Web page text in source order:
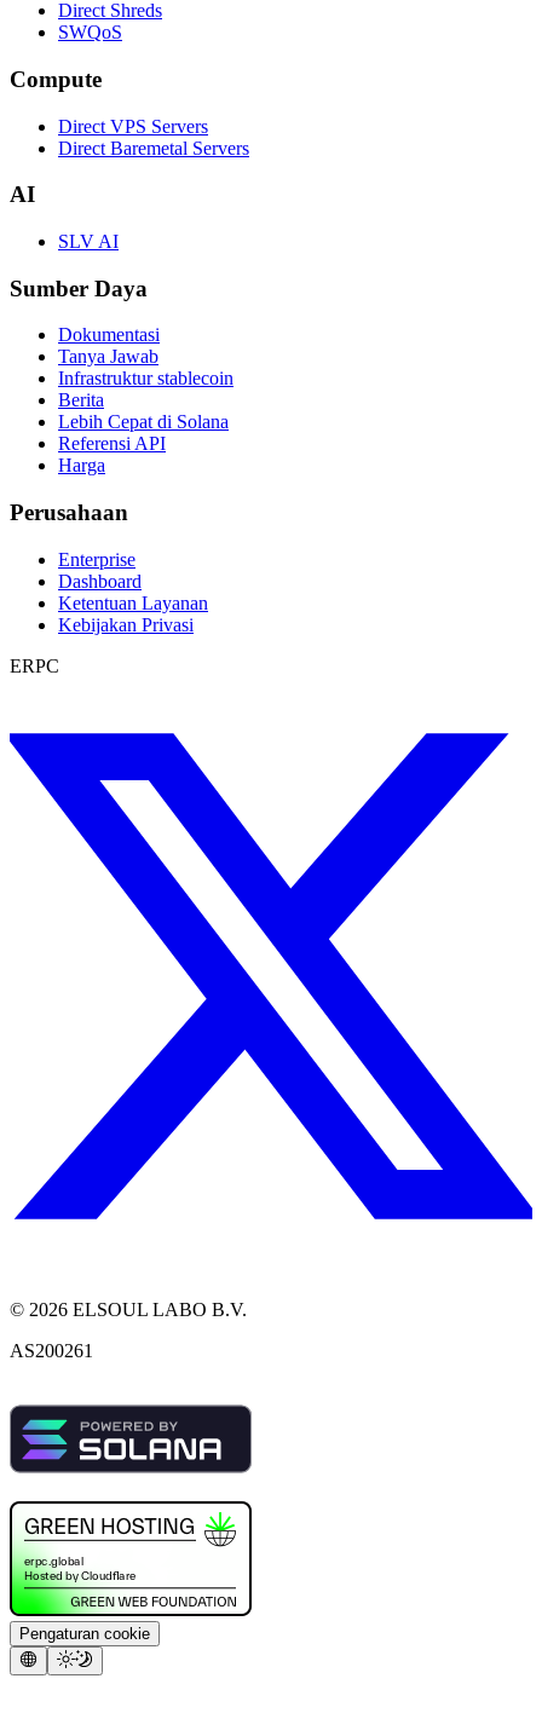
Direct Shreds
SWQoS
Compute
Direct VPS Servers
Direct Baremetal Servers
AI
SLV AI
Sumber Daya
Dokumentasi
Tanya Jawab
Infrastruktur stablecoin
Berita
Lebih Cepat di Solana
Referensi API
Harga
Perusahaan
Enterprise
Dashboard
Ketentuan Layanan
Kebijakan Privasi
ERPC
© 2026 ELSOUL LABO B.V.
AS200261
Pengaturan cookie